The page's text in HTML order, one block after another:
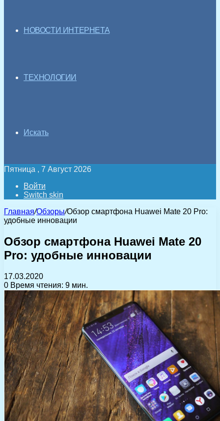
НОВОСТИ ИНТЕРНЕТА
ТЕХНОЛОГИИ
Искать
Пятница , 7 Август 2026
Войти
Switch skin
Главная/Обзоры/Обзор смартфона Huawei Mate 20 Pro:
удобные инновации
Обзор смартфона Huawei Mate 20
Pro: удобные инновации
17.03.2020
0 Время чтения: 9 мин.